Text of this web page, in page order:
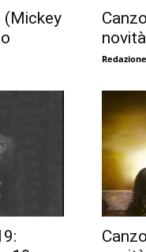
(Mickey
Redazione